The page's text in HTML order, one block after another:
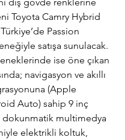
Toyota Camry Hybrid
Passion
satışa sunulacak.
ise öne çıkan
navigasyon ve akıllı
(Apple
Auto) sahip 9 inç
dokunmatik multimedya
elektrikli koltuk,